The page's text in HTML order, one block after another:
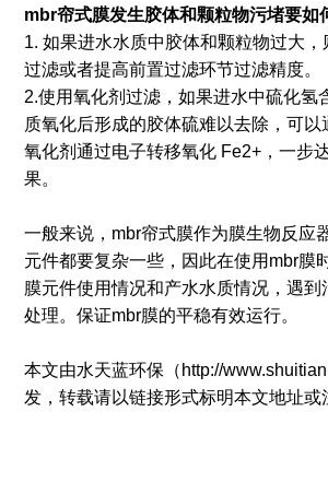
mbr帘式膜发生胶体和颗粒物污堵要如
1. 如果进水水质中胶体和颗粒物过大
过滤或者提高前置过滤环节过滤精度。
2.使用氧化剂过滤，如果进水中硫化氢
质氧化后形成的胶体硫难以去除，可以
氧化剂通过电子转移氧化 Fe2+，一步
果。
一般来说，mbr帘式膜作为膜生物反应
元件都要复杂一些，因此在使用mbr膜
膜元件使用情况和产水水质情况，遇到
处理。保证mbr膜的平稳有效运行。
本文由水天蓝环保（http://
发，转载请以链接形式标明本文地址或